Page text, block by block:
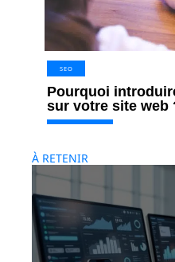
SEO
Pourquoi
sur votre site web
À RETENIR